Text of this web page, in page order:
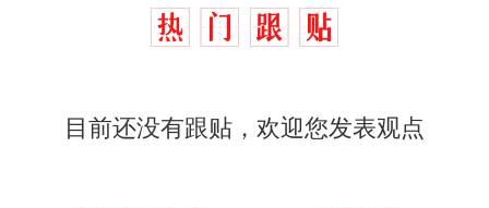
目前还没有跟贴，欢迎您发表观点